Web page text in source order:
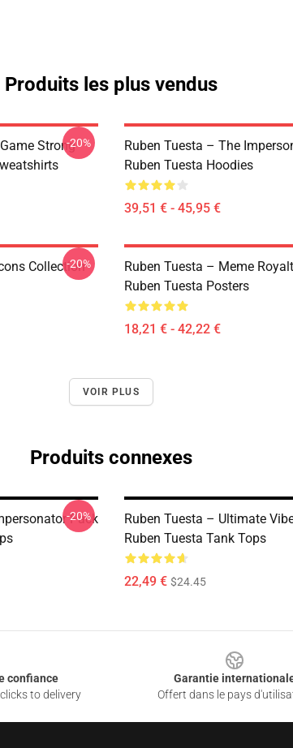
Produits les plus vendus
Strong-20%
Ruben Tuesta – The
Ruben Tuesta Hoodies
39,51 € - 45,95 €
Collection
-20%
Ruben Tuesta – Meme
Ruben Tuesta Posters
18,21 € - 42,22 €
VOIR PLUS
Produits connexes
Pack
-20%
Ruben Tuesta – Ultimate
Ruben Tuesta Tank Tops
22,49 € $24.45
confiance
to delivery
Garantie
Offert dans le pays